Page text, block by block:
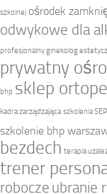
szkolnej ośrodek
odwykowe dla
profesjonalny ginekolog
prywatny
bhp sklep
kadra zarządzająca szkolenia SEP
szkolenie bhp
bezdech terapia
trener
robocze ubranie